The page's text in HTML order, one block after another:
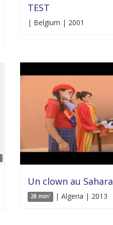
TEST
| Belgium | 2001
Un clown au Sahara
28 min' | Algeria | 2013